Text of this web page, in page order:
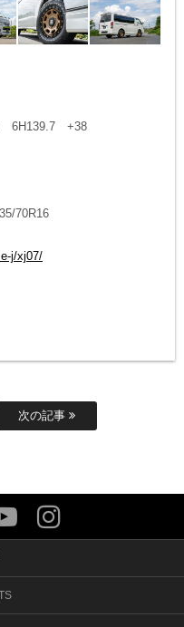
6H139.7 +38
70R16
j/xj07/
次の記事